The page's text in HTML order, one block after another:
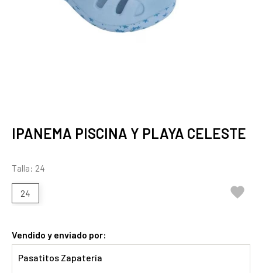
IPANEMA PISCINA Y PLAYA CELESTE
Talla: 24
24 
Vendido y enviado por:
Pasatitos Zapatería